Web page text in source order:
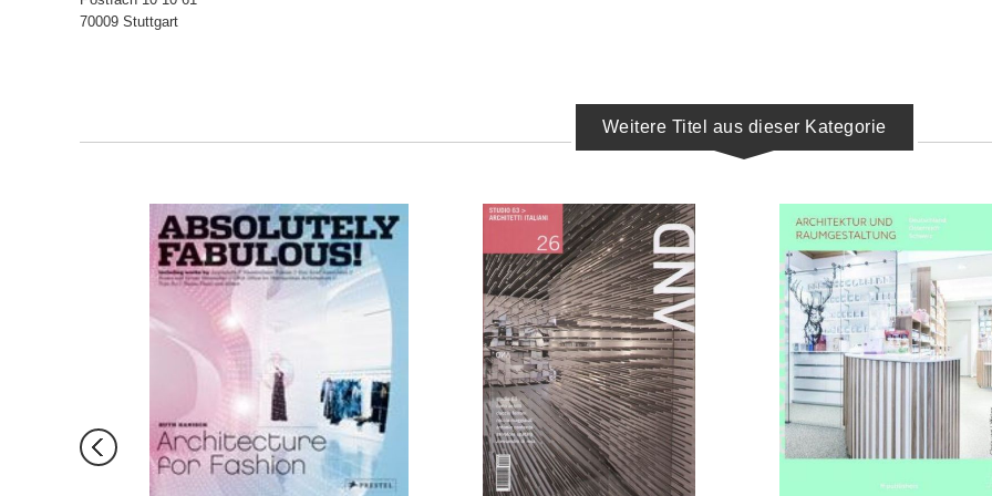
70009 Stuttgart
Weitere Titel aus dieser Kategorie
IN DEN WARENKORB IN DEN WARENKORB IN DEN WARENKORB